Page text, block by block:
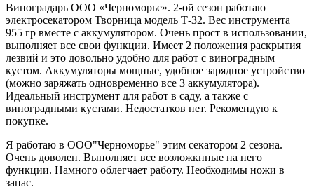
Виноградарь ООО «Черноморье». 2-ой сезон работаю
электросекатором Творница модель Т-32. Вес инструмента
955 гр вместе с аккумулятором. Очень прост в использовании,
выполняет все свои функции. Имеет 2 положения раскрытия
лезвий и это довольно удобно для работ с виноградным
кустом. Аккумуляторы мощные, удобное зарядное устройство
(можно заряжать одновременно все 3 аккумулятора).
Идеальный инструмент для работ в саду, а также с
виноградными кустами. Недостатков нет. Рекомендую к
покупке.
Я работаю в ООО"Черноморье" этим секатором 2 сезона.
Очень доволен. Выполняет все возложкнные на него
функции. Намного облегчает работу. Необходимы ножи в
запас.